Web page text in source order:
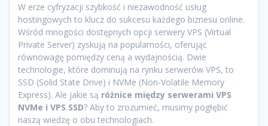
W erze cyfryzacji szybkość i niezawodność usług
hostingowych to klucz do sukcesu każdego biznesu online.
Wśród mnogości dostępnych opcji serwery VPS (Virtual
Private Server) zyskują na popularności, oferując
równowagę pomiędzy ceną a wydajnością. Dwie
technologie, które dominują na rynku serwerów VPS, to
SSD (Solid State Drive) i NVMe (Non-Volatile Memory
Express). Ale jakie są różnice między serwerami VPS
NVMe i VPS SSD? Aby to zrozumieć, musimy pogłębić
naszą wiedzę o obu technologiach.